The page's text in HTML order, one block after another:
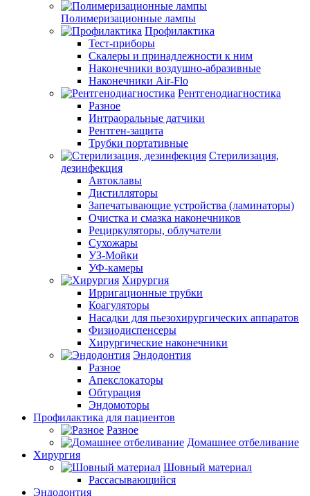
Полимеризационные лампы
Профилактика
Тест-приборы
Скалеры и принадлежности к ним
Наконечники воздушно-абразивные
Наконечники Air-Flo
Рентгенодиагностика
Разное
Интраоральные датчики
Рентген-защита
Трубки портативные
Стерилизация,
дезинфекция
Автоклавы
Дистилляторы
Запечатывающие устройства (ламинаторы)
Очистка и смазка наконечников
Рециркуляторы, облучатели
Сухожары
УЗ-Мойки
УФ-камеры
Хирургия
Ирригационные трубки
Коагуляторы
Насадки для пьезохирургических аппаратов
Физиодиспенсеры
Хирургические наконечники
Эндодонтия
Разное
Апекслокаторы
Обтурация
Эндомоторы
Профилактика для пациентов
Разное
Домашнее отбеливание
Хирургия
Шовный материал
Рассасывающийся
Эндодонтия